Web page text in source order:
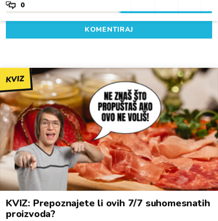
0
KOMENTIRAJ
KVIZ
KVIZ: Prepoznajete li ovih 7/7 suhomesnatih
proizvoda?